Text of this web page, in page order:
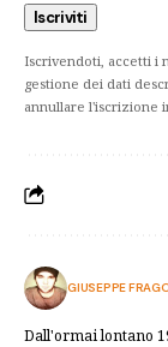
Iscrivendoti, accetti i
gestione dei dati
annullare l'iscrizione
GIUSEPPE
Dall'ormai lontano